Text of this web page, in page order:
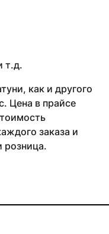
т.д.
как и другого
Цена в прайсе
заказа и
розница.